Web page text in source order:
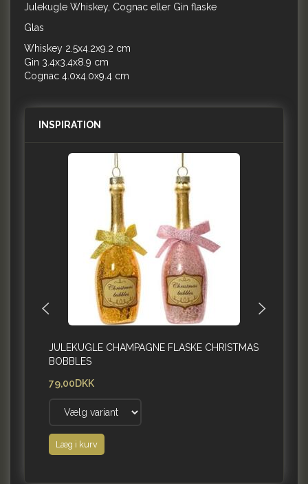
Julekugle Whiskey, Cognac eller Gin flaske
Glas
Whiskey 2.5x4.2x9.2 cm
Gin 3.4x3.4x8.9 cm
Cognac 4.0x4.0x9.4 cm
INSPIRATION
JULEKUGLE CHAMPAGNE FLASKE CHRISTMAS
BOBBLES
79,00DKK
Læg i kurv